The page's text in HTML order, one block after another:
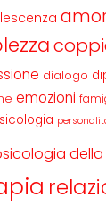
dialogo
emozioni